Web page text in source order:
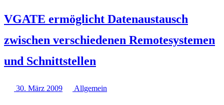
VGATE ermöglicht Datenaustausch
zwischen verschiedenen Remotesystemen
und Schnittstellen
30. März 2009 Allgemein